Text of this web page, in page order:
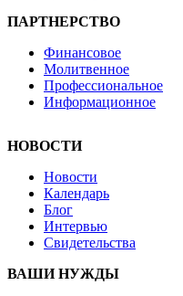
ПАРТНЕРСТВО
Финансовое
Молитвенное
Профессиональное
Информационное
НОВОСТИ
Новости
Календарь
Блог
Интервью
Свидетельства
ВАШИ НУЖДЫ